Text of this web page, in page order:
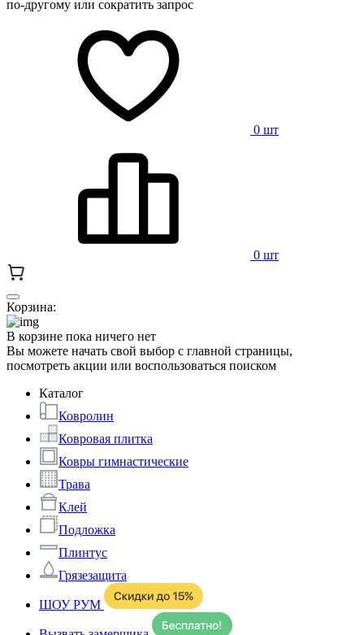
по-другому или сократить запрос
0 шт
0 шт
Корзина:
В корзине пока ничего нет
Вы можете начать свой выбор с главной страницы,
посмотреть акции или воспользоваться поиском
Каталог
Ковролин
Ковровая плитка
Ковры гимнастические
Трава
Клей
Подложка
Плинтус
Грязезащита
ШОУ РУМ